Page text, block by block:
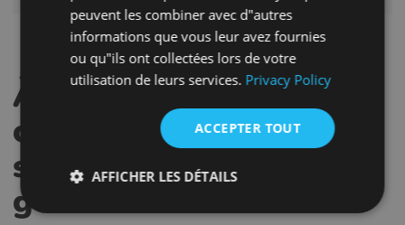
À quoi ressemble
concrètement une
solution intégrée de
gestion de cabinet ?
FRENCH
CROATIAN
ITALIAN
PORTUGUESE
peuvent les combiner avec d"autres
informations que vous leur avez fournies
ou qu"ils ont collectées lors de votre
utilisation de leurs services. Privacy Policy
ACCEPTER TOUT
AFFICHER LES DÉTAILS